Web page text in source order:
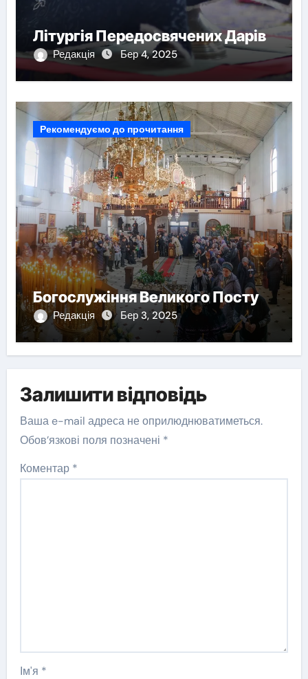
Літургія Передосвячених Дарів
Редакція Бер 4, 2025
Рекомендуємо до прочитання
Богослужіння Великого Посту
Редакція Бер 3, 2025
Залишити відповідь
Ваша e-mail адреса не оприлюднюватиметься.
Обов’язкові поля позначені *
Коментар *
Ім'я *